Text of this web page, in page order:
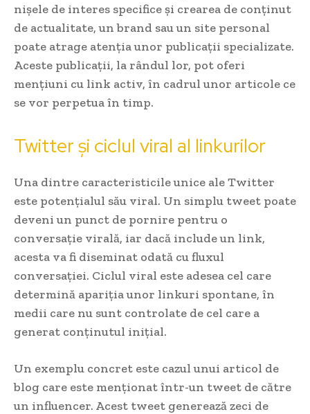
nișele de interes specifice și crearea de conținut
de actualitate, un brand sau un site personal
poate atrage atenția unor publicații specializate.
Aceste publicații, la rândul lor, pot oferi
mențiuni cu link activ, în cadrul unor articole ce
se vor perpetua în timp.
Twitter și ciclul viral al linkurilor
Una dintre caracteristicile unice ale Twitter
este potențialul său viral. Un simplu tweet poate
deveni un punct de pornire pentru o
conversație virală, iar dacă include un link,
acesta va fi diseminat odată cu fluxul
conversației. Ciclul viral este adesea cel care
determină apariția unor linkuri spontane, în
medii care nu sunt controlate de cel care a
generat conținutul inițial.
Un exemplu concret este cazul unui articol de
blog care este menționat într-un tweet de către
un influencer. Acest tweet generează zeci de